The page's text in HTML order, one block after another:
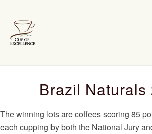
Brazil Naturals
The winning lots are coffees scoring 85
each cupping by both the National Jury